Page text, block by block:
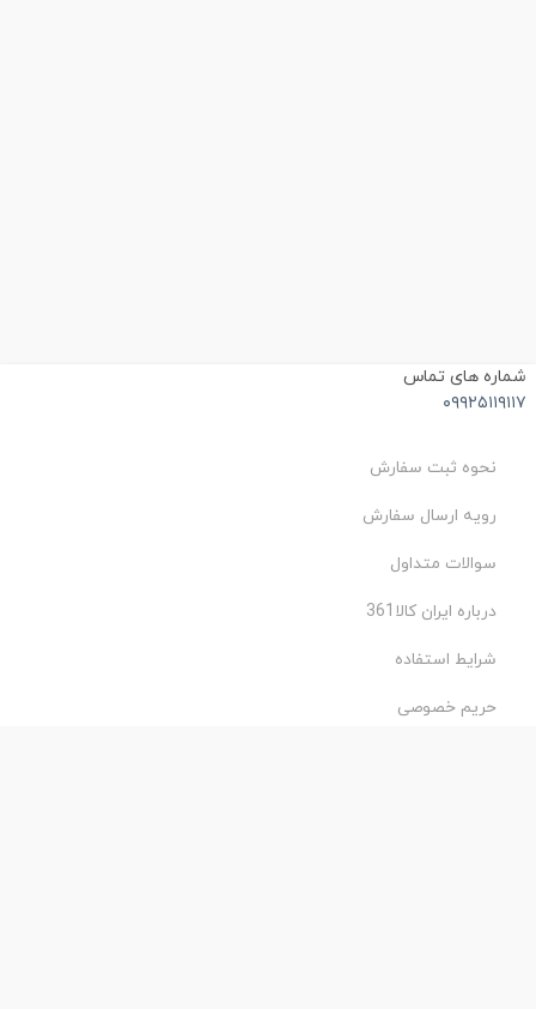
های تماس
نحوه ثبت سفارش
رویه ارسال سفارش
سوالات متداول
درباره ایران کالا361
شرایط استفاده
حریم خصوصی